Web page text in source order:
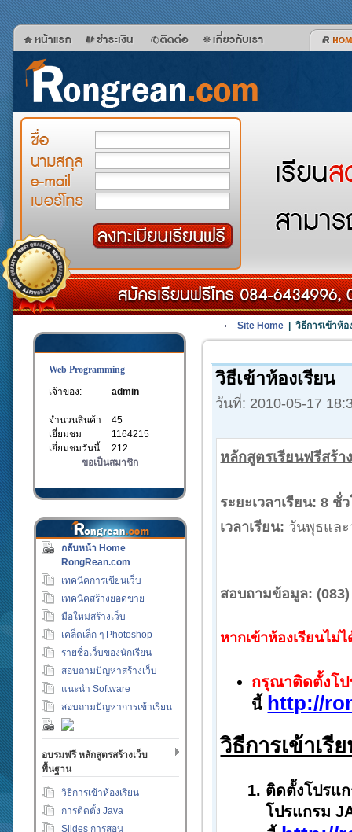
Web Programming
เจ้าของ:
admin
จำนวนสินค้า
45
เยี่ยมชม
1164215
เยี่ยมชมวันนี้
212
ขอเป็นสมาชิก
กลับหน้า Home
RongRean.com
เทคนิคการเขียนเว็บ
เทคนิคสร้างยอดขาย
มือใหม่สร้างเว็บ
เคล็ดเล็ก ๆ Photoshop
รายชื่อเว็บของนักเรียน
สอบถามปัญหาสร้างเว็บ
แนะนำ Software
สอบถามปัญหาการเข้าเรียน
อบรมฟรี หลักสูตรสร้างเว็บ
พื้นฐาน
วิธีการเข้าห้องเรียน
การติดตั้ง Java
Slides การสอน
Site Home | วิธีการเข้าห้อ
วิธีเข้าห้องเรียน
วันที่: 2010-05-17
หลักสูตรเรียนฟรีสร้า
ระยะเวลาเรียน: 8 ชั่
เวลาเรียน: วันพุธและ
สอบถามข้อมูล:
หากเข้าห้องเรียนไม่ไ
กรุณาติดตั้งโป
นี้ http://
วิธีการเข้าเรี
ติดตั้งโปรแ
โปรแกรม